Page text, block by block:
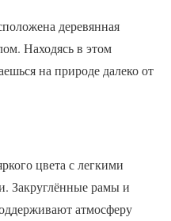
деревянная
Находясь в этом
на природе далеко от
цвета с легкими
Закруглённые рамы и
атмосферу